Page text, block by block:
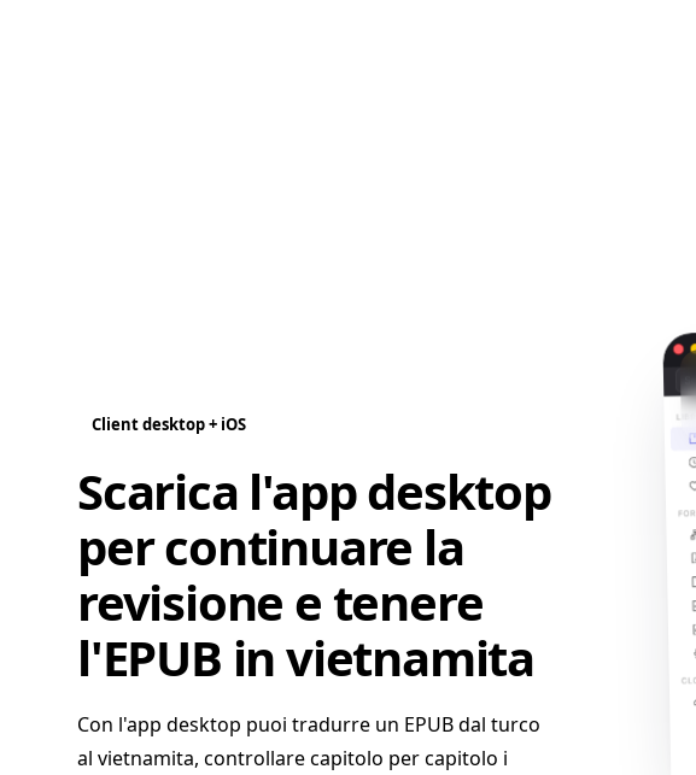
Client desktop + iOS
Scarica l'app desktop
per continuare la
revisione e tenere
l'EPUB in vietnamita
Con l'app desktop puoi tradurre un EPUB dal turco
al vietnamita, controllare capitolo per capitolo i